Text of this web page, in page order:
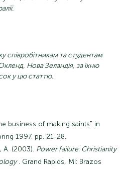
співробітникам та студентам
Нова Зеландія, за їхню
у цю статтю.
business of making saints" in
1997. pp. 21-28.
A. (2003). Power failure: Christianity
. Grand Rapids, MI: Brazos